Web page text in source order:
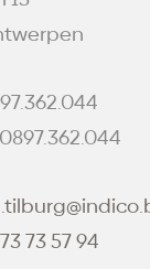
73 57 94